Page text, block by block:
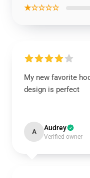
★☆☆☆☆
My new favorite
design is perfect
A Audrey
Verified owner